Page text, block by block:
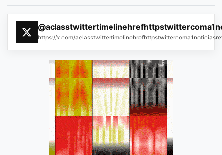
https://x.com/